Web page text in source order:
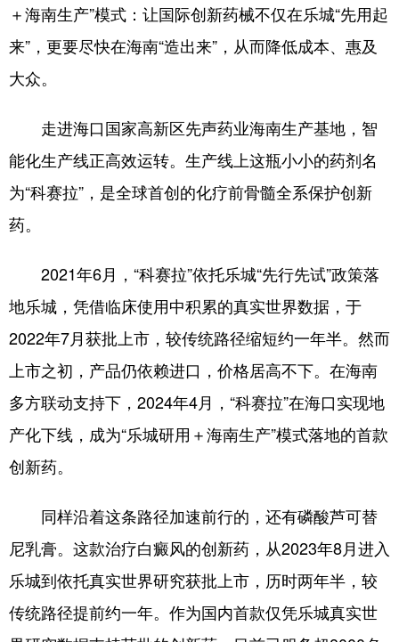
＋海南生产”模式：让国际创新药械不仅在乐城“先用起
来”，更要尽快在海南“造出来”，从而降低成本、惠及
大众。
走进海口国家高新区先声药业海南生产基地，智
能化生产线正高效运转。生产线上这瓶小小的药剂名
为“科赛拉”，是全球首创的化疗前骨髓全系保护创新
药。
2021年6月，“科赛拉”依托乐城“先行先试”政策落
地乐城，凭借临床使用中积累的真实世界数据，于
2022年7月获批上市，较传统路径缩短约一年半。然而
上市之初，产品仍依赖进口，价格居高不下。在海南
多方联动支持下，2024年4月，“科赛拉”在海口实现地
产化下线，成为“乐城研用＋海南生产”模式落地的首款
创新药。
同样沿着这条路径加速前行的，还有磷酸芦可替
尼乳膏。这款治疗白癜风的创新药，从2023年8月进入
乐城到依托真实世界研究获批上市，历时两年半，较
传统路径提前约一年。作为国内首款仅凭乐城真实世